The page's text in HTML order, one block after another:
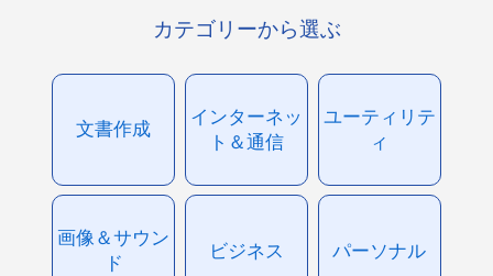
カテゴリーから選ぶ
文書作成
インターネッ
ト＆通信
ユーティリテ
ィ
画像＆サウン
ド
ビジネス パーソナル